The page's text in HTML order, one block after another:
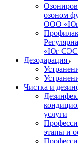
озоном
ООО
«Юг
Дезодарация
Чистка и
услуги
этапы и